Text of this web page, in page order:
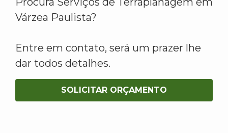
Várzea Paulista?
Entre em contato, será um prazer lhe
dar todos detalhes.
SOLICITAR ORÇAMENTO